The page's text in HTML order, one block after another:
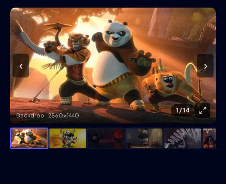
‹
Backdrop · 2560×1440
›
1 / 14